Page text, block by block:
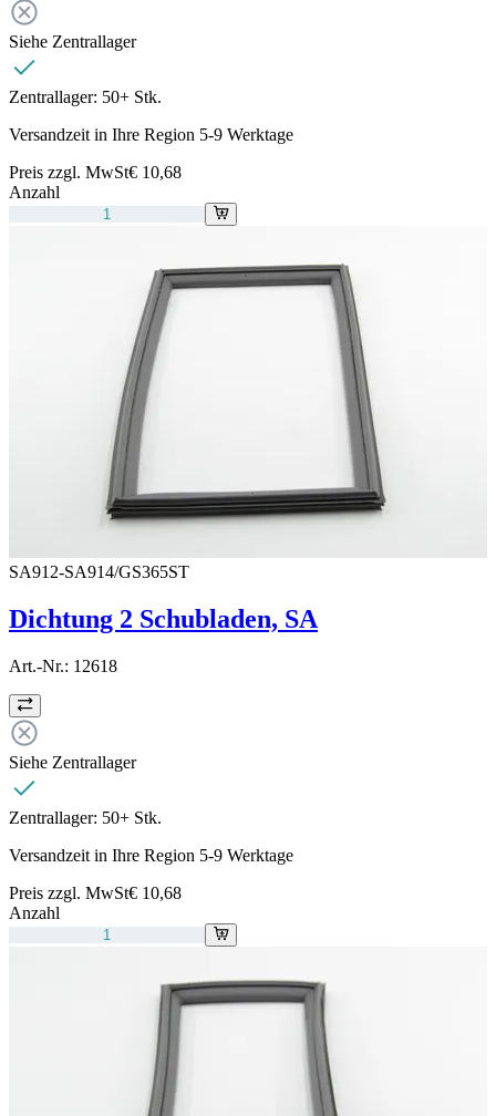
Siehe Zentrallager
Zentrallager: 50+ Stk.
Versandzeit in Ihre Region 5-9 Werktage
Preis zzgl. MwSt€ 10,68
Anzahl
SA912-SA914/GS365ST
Dichtung 2 Schubladen, SA
Art.-Nr.: 12618
Siehe Zentrallager
Zentrallager: 50+ Stk.
Versandzeit in Ihre Region 5-9 Werktage
Preis zzgl. MwSt€ 10,68
Anzahl